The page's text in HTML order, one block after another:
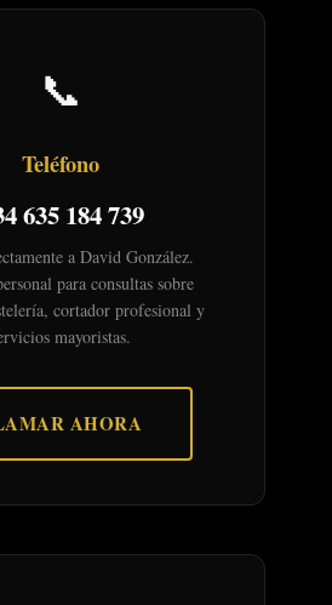
📞
Teléfono
635 184 739
a David González.
para consultas sobre
cortador profesional y
mayoristas.
AHORA